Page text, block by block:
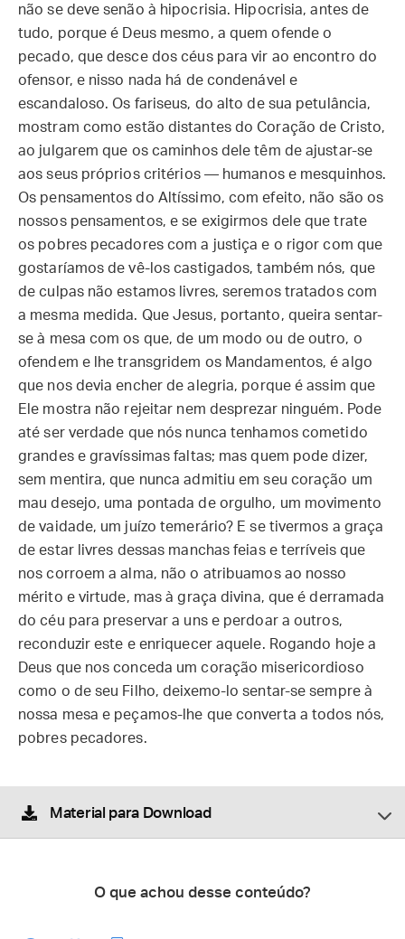
não se deve senão à hipocrisia. Hipocrisia, antes de
tudo, porque é Deus mesmo, a quem ofende o
pecado, que desce dos céus para vir ao encontro do
ofensor, e nisso nada há de condenável e
escandaloso. Os fariseus, do alto de sua petulância,
mostram como estão distantes do Coração de Cristo,
ao julgarem que os caminhos dele têm de ajustar-se
aos seus próprios critérios — humanos e mesquinhos.
Os pensamentos do Altíssimo, com efeito, não são os
nossos pensamentos, e se exigirmos dele que trate
os pobres pecadores com a justiça e o rigor com que
gostaríamos de vê-los castigados, também nós, que
de culpas não estamos livres, seremos tratados com
a mesma medida. Que Jesus, portanto, queira sentar-
se à mesa com os que, de um modo ou de outro, o
ofendem e lhe transgridem os Mandamentos, é algo
que nos devia encher de alegria, porque é assim que
Ele mostra não rejeitar nem desprezar ninguém. Pode
até ser verdade que nós nunca tenhamos cometido
grandes e gravíssimas faltas; mas quem pode dizer,
sem mentira, que nunca admitiu em seu coração um
mau desejo, uma pontada de orgulho, um movimento
de vaidade, um juízo temerário? E se tivermos a graça
de estar livres dessas manchas feias e terríveis que
nos corroem a alma, não o atribuamos ao nosso
mérito e virtude, mas à graça divina, que é derramada
do céu para preservar a uns e perdoar a outros,
reconduzir este e enriquecer aquele. Rogando hoje a
Deus que nos conceda um coração misericordioso
como o de seu Filho, deixemo-lo sentar-se sempre à
nossa mesa e peçamos-lhe que converta a todos nós,
pobres pecadores.
Material para Download
O que achou desse conteúdo?